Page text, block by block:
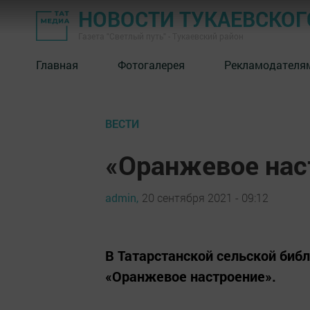
НОВОСТИ
Главная Фотогалерея
ВЕСТИ
«Оранжевое
admin, 20 сентября 2021 - 09:12
В Татарстанской сельской
«Оранжевое настроение».